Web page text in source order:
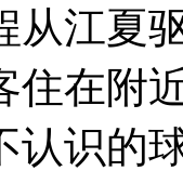
从江夏
住在附
认识的